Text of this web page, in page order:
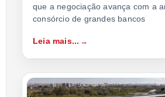
que a negociação avança com a
consórcio de grandes bancos
Leia mais...